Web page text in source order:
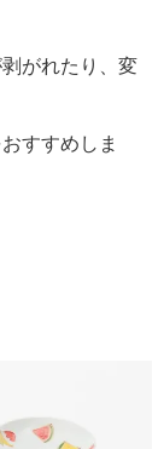
がれたり、変
すすめしま